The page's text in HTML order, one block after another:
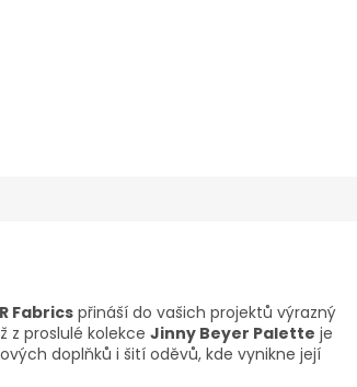
Fabricspřináší do vašich projektů výrazný
z proslulé kolekce Jinny Beyer Palette je
doplňků i šití oděvů, kde vynikne její